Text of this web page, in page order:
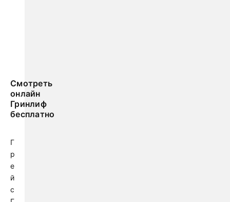
Смотреть
онлайн
Гринлиф
бесплатно
Г
р
е
й
с